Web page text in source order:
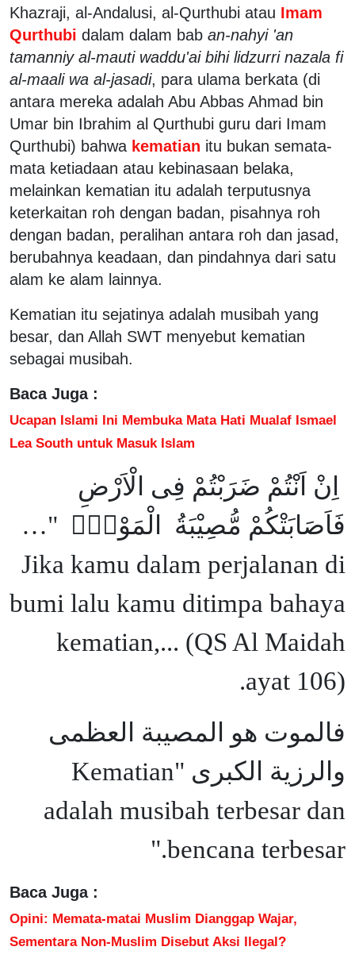
Khazraji, al-Andalusi, al-Qurthubi atau Imam
Qurthubi dalam dalam bab an-nahyi 'an
tamanniy al-mauti waddu'ai bihi lidzurri nazala fi
al-maali wa al-jasadi, para ulama berkata (di
antara mereka adalah Abu Abbas Ahmad bin
Umar bin Ibrahim al Qurthubi guru dari Imam
Qurthubi) bahwa kematian itu bukan semata-
mata ketiadaan atau kebinasaan belaka,
melainkan kematian itu adalah terputusnya
keterkaitan roh dengan badan, pisahnya roh
dengan badan, peralihan antara roh dan jasad,
berubahnya keadaan, dan pindahnya dari satu
alam ke alam lainnya.
Kematian itu sejatinya adalah musibah yang
besar, dan Allah SWT menyebut kematian
sebagai musibah.
Baca Juga :
Ucapan Islami Ini Membuka Mata Hati Mualaf Ismael
Lea South untuk Masuk Islam
اِنْ اَنْتُمْ ضَرَبْتُمْ فِى الْاَرْضِ
فَاَصَابَتْكُمْ مُّصِيْبَةُ الْمَوْتِۗ "…
Jika kamu dalam perjalanan di
bumi lalu kamu ditimpa bahaya
kematian,... (QS Al Maidah
ayat 106).
فالموت هو المصيبة العظمى
والرزية الكبرى "Kematian
adalah musibah terbesar dan
bencana terbesar."
Baca Juga :
Opini: Memata-matai Muslim Dianggap Wajar,
Sementara Non-Muslim Disebut Aksi Ilegal?